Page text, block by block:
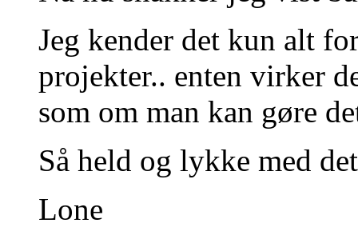
Jeg kender det kun alt
projekter.. enten virker
som om man kan gøre
Så held og lykke med
Lone